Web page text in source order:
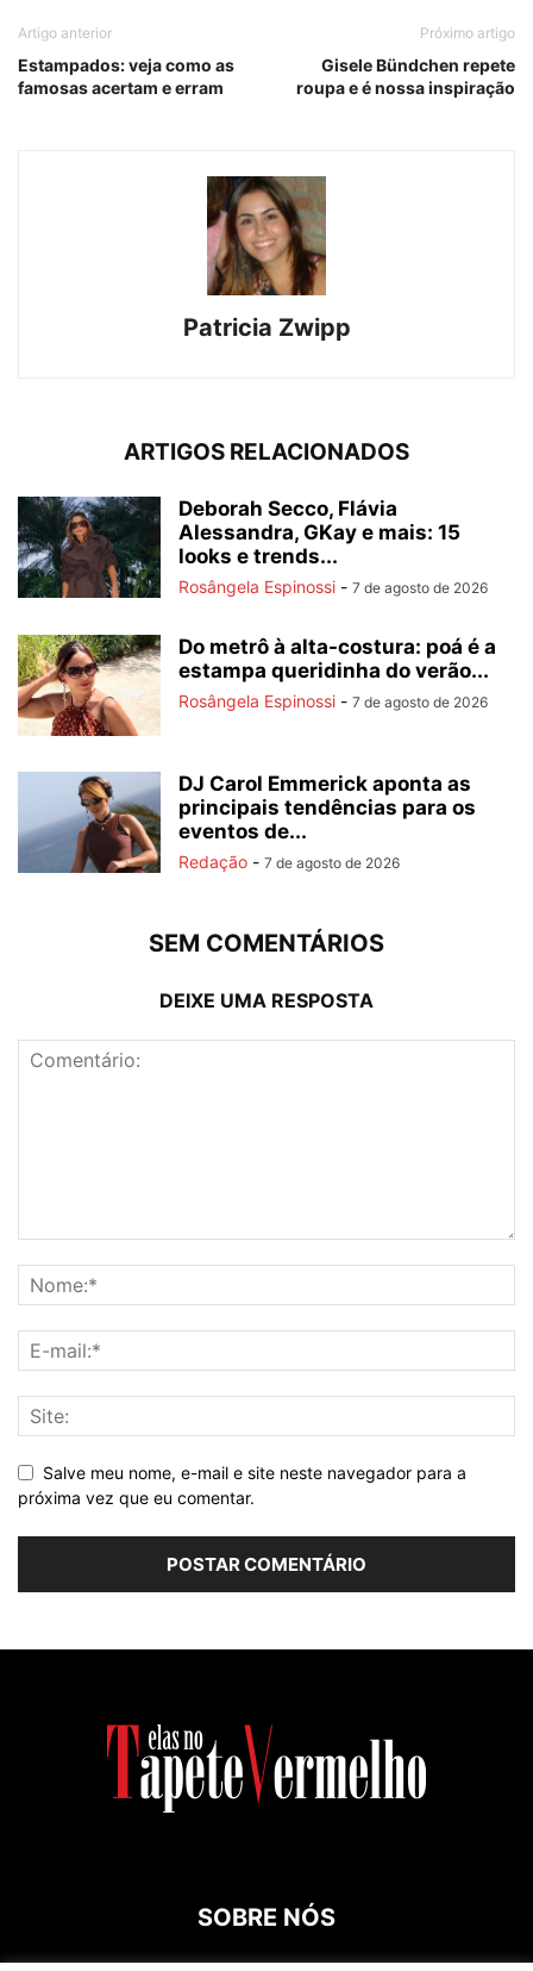
Artigo anterior
Estampados: veja como as
famosas acertam e erram
Próximo artigo
Gisele Bündchen repete
roupa e é nossa inspiração
Patricia Zwipp
ARTIGOS RELACIONADOS
Deborah Secco, Flávia
Alessandra, GKay e mais: 15
looks e trends...
Rosângela Espinossi - 7 de agosto de 2026
Do metrô à alta-costura: poá é a
estampa queridinha do verão...
Rosângela Espinossi - 7 de agosto de 2026
DJ Carol Emmerick aponta as
principais tendências para os
eventos de...
Redação - 7 de agosto de 2026
SEM COMENTÁRIOS
DEIXE UMA RESPOSTA
Salve meu nome, e-mail e site neste navegador para a
próxima vez que eu comentar.
SOBRE NÓS